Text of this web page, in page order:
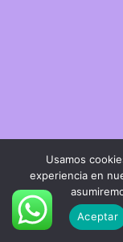
Usamos
experiencia en
Aceptar